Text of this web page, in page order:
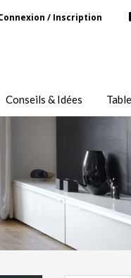
/ Inscription
Conseils & Idées